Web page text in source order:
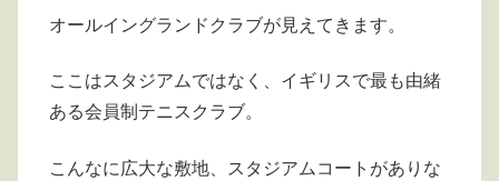
オールイングランドクラブが見えてきます。
ここはスタジアムではなく、イギリスで最も由緒
ある会員制テニスクラブ。
こんなに広大な敷地、スタジアムコートがありな